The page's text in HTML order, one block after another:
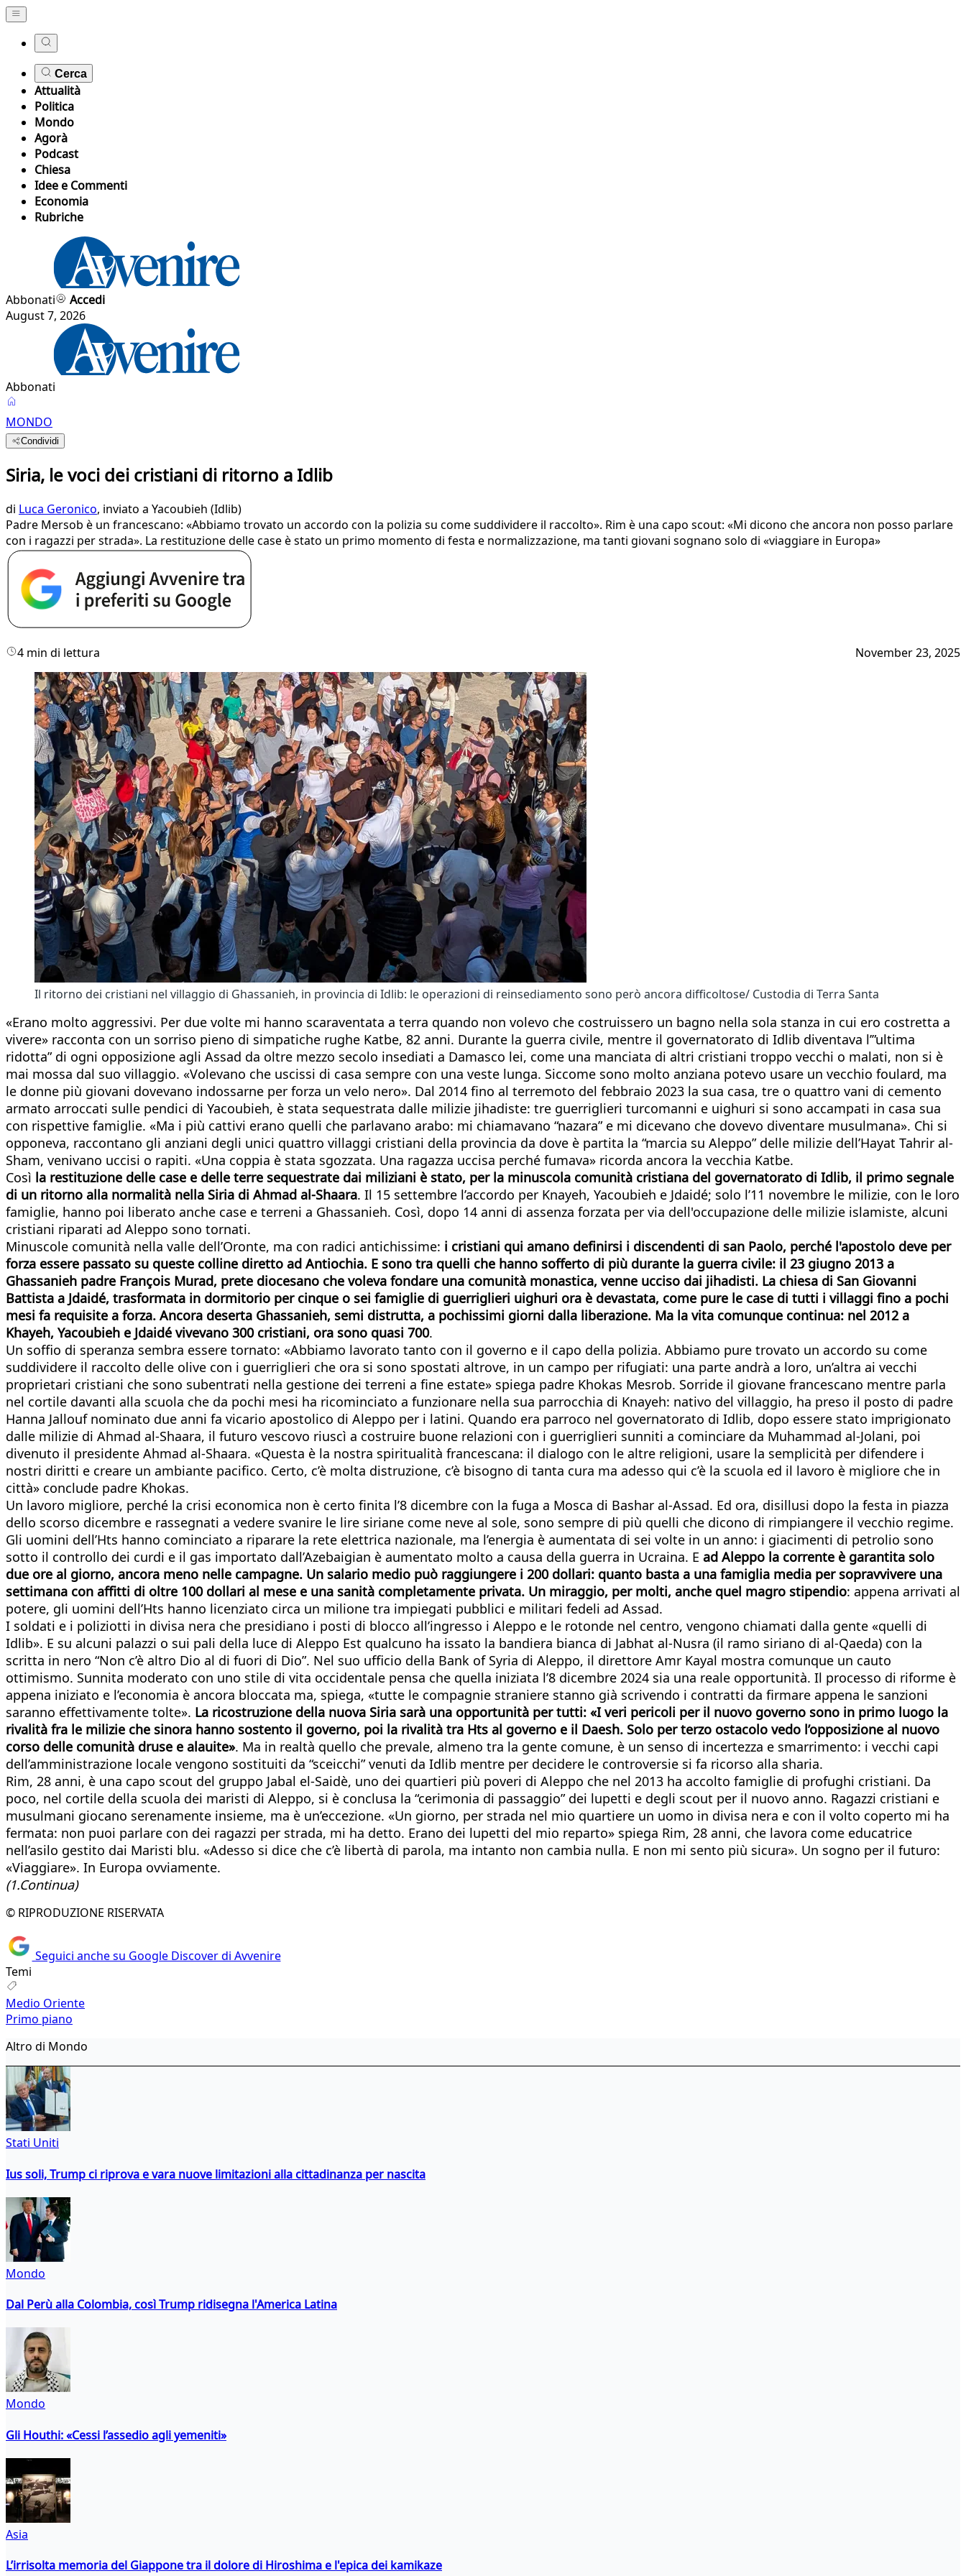
Cerca
Attualità
Politica
Mondo
Agorà
Podcast
Chiesa
Idee e Commenti
Economia
Rubriche
Abbonati
Accedi
August 7, 2026
Abbonati
MONDO
Condividi
Siria, le voci dei cristiani di ritorno a Idlib
di Luca Geronico, inviato a Yacoubieh (Idlib)
Padre Mersob è un francescano: «Abbiamo trovato un accordo con la polizia su come suddividere il raccolto». Rim è una capo scout: «Mi dicono che ancora non posso parlare
con i ragazzi per strada». La restituzione delle case è stato un primo momento di festa e normalizzazione, ma tanti giovani sognano solo di «viaggiare in Europa»
4 min di lettura November 23, 2025
Il ritorno dei cristiani nel villaggio di Ghassanieh, in provincia di Idlib: le operazioni di reinsediamento sono però ancora difficoltose/ Custodia di Terra Santa
«Erano molto aggressivi. Per due volte mi hanno scaraventata a terra quando non volevo che costruissero un bagno nella sola stanza in cui ero costretta a
vivere» racconta con un sorriso pieno di simpatiche rughe Katbe, 82 anni. Durante la guerra civile, mentre il governatorato di Idlib diventava l’”ultima
ridotta” di ogni opposizione agli Assad da oltre mezzo secolo insediati a Damasco lei, come una manciata di altri cristiani troppo vecchi o malati, non si è
mai mossa dal suo villaggio. «Volevano che uscissi di casa sempre con una veste lunga. Siccome sono molto anziana potevo usare un vecchio foulard, ma
le donne più giovani dovevano indossarne per forza un velo nero». Dal 2014 fino al terremoto del febbraio 2023 la sua casa, tre o quattro vani di cemento
armato arroccati sulle pendici di Yacoubieh, è stata sequestrata dalle milizie jihadiste: tre guerriglieri turcomanni e uighuri si sono accampati in casa sua
con rispettive famiglie. «Ma i più cattivi erano quelli che parlavano arabo: mi chiamavano “nazara” e mi dicevano che dovevo diventare musulmana». Chi si
opponeva, raccontano gli anziani degli unici quattro villaggi cristiani della provincia da dove è partita la “marcia su Aleppo” delle milizie dell’Hayat Tahrir al-
Sham, venivano uccisi o rapiti. «Una coppia è stata sgozzata. Una ragazza uccisa perché fumava» ricorda ancora la vecchia Katbe.
Così la restituzione delle case e delle terre sequestrate dai miliziani è stato, per la minuscola comunità cristiana del governatorato di Idlib, il primo segnale
di un ritorno alla normalità nella Siria di Ahmad al-Shaara. Il 15 settembre l’accordo per Knayeh, Yacoubieh e Jdaidé; solo l’11 novembre le milizie, con le loro
famiglie, hanno poi liberato anche case e terreni a Ghassanieh. Così, dopo 14 anni di assenza forzata per via dell'occupazione delle milizie islamiste, alcuni
cristiani riparati ad Aleppo sono tornati.
Minuscole comunità nella valle dell’Oronte, ma con radici antichissime: i cristiani qui amano definirsi i discendenti di san Paolo, perché l'apostolo deve per
forza essere passato su queste colline diretto ad Antiochia. E sono tra quelli che hanno sofferto di più durante la guerra civile: il 23 giugno 2013 a
Ghassanieh padre François Murad, prete diocesano che voleva fondare una comunità monastica, venne ucciso dai jihadisti. La chiesa di San Giovanni
Battista a Jdaidé, trasformata in dormitorio per cinque o sei famiglie di guerriglieri uighuri ora è devastata, come pure le case di tutti i villaggi fino a pochi
mesi fa requisite a forza. Ancora deserta Ghassanieh, semi distrutta, a pochissimi giorni dalla liberazione. Ma la vita comunque continua: nel 2012 a
Khayeh, Yacoubieh e Jdaidé vivevano 300 cristiani, ora sono quasi 700.
Un soffio di speranza sembra essere tornato: «Abbiamo lavorato tanto con il governo e il capo della polizia. Abbiamo pure trovato un accordo su come
suddividere il raccolto delle olive con i guerriglieri che ora si sono spostati altrove, in un campo per rifugiati: una parte andrà a loro, un’altra ai vecchi
proprietari cristiani che sono subentrati nella gestione dei terreni a fine estate» spiega padre Khokas Mesrob. Sorride il giovane francescano mentre parla
nel cortile davanti alla scuola che da pochi mesi ha ricominciato a funzionare nella sua parrocchia di Knayeh: nativo del villaggio, ha preso il posto di padre
Hanna Jallouf nominato due anni fa vicario apostolico di Aleppo per i latini. Quando era parroco nel governatorato di Idlib, dopo essere stato imprigionato
dalle milizie di Ahmad al-Shaara, il futuro vescovo riuscì a costruire buone relazioni con i guerriglieri sunniti a cominciare da Muhammad al-Jolani, poi
divenuto il presidente Ahmad al-Shaara. «Questa è la nostra spiritualità francescana: il dialogo con le altre religioni, usare la semplicità per difendere i
nostri diritti e creare un ambiante pacifico. Certo, c’è molta distruzione, c’è bisogno di tanta cura ma adesso qui c’è la scuola ed il lavoro è migliore che in
città» conclude padre Khokas.
Un lavoro migliore, perché la crisi economica non è certo finita l’8 dicembre con la fuga a Mosca di Bashar al-Assad. Ed ora, disillusi dopo la festa in piazza
dello scorso dicembre e rassegnati a vedere svanire le lire siriane come neve al sole, sono sempre di più quelli che dicono di rimpiangere il vecchio regime.
Gli uomini dell’Hts hanno cominciato a riparare la rete elettrica nazionale, ma l’energia è aumentata di sei volte in un anno: i giacimenti di petrolio sono
sotto il controllo dei curdi e il gas importato dall’Azebaigian è aumentato molto a causa della guerra in Ucraina. E ad Aleppo la corrente è garantita solo
due ore al giorno, ancora meno nelle campagne. Un salario medio può raggiungere i 200 dollari: quanto basta a una famiglia media per sopravvivere una
settimana con affitti di oltre 100 dollari al mese e una sanità completamente privata. Un miraggio, per molti, anche quel magro stipendio: appena arrivati al
potere, gli uomini dell’Hts hanno licenziato circa un milione tra impiegati pubblici e militari fedeli ad Assad.
I soldati e i poliziotti in divisa nera che presidiano i posti di blocco all’ingresso i Aleppo e le rotonde nel centro, vengono chiamati dalla gente «quelli di
Idlib». E su alcuni palazzi o sui pali della luce di Aleppo Est qualcuno ha issato la bandiera bianca di Jabhat al-Nusra (il ramo siriano di al-Qaeda) con la
scritta in nero “Non c’è altro Dio al di fuori di Dio”. Nel suo ufficio della Bank of Syria di Aleppo, il direttore Amr Kayal mostra comunque un cauto
ottimismo. Sunnita moderato con uno stile di vita occidentale pensa che quella iniziata l’8 dicembre 2024 sia una reale opportunità. Il processo di riforme è
appena iniziato e l’economia è ancora bloccata ma, spiega, «tutte le compagnie straniere stanno già scrivendo i contratti da firmare appena le sanzioni
saranno effettivamente tolte». La ricostruzione della nuova Siria sarà una opportunità per tutti: «I veri pericoli per il nuovo governo sono in primo luogo la
rivalità fra le milizie che sinora hanno sostento il governo, poi la rivalità tra Hts al governo e il Daesh. Solo per terzo ostacolo vedo l’opposizione al nuovo
corso delle comunità druse e alauite». Ma in realtà quello che prevale, almeno tra la gente comune, è un senso di incertezza e smarrimento: i vecchi capi
dell’amministrazione locale vengono sostituiti da “sceicchi” venuti da Idlib mentre per decidere le controversie si fa ricorso alla sharia.
Rim, 28 anni, è una capo scout del gruppo Jabal el-Saidè, uno dei quartieri più poveri di Aleppo che nel 2013 ha accolto famiglie di profughi cristiani. Da
poco, nel cortile della scuola dei maristi di Aleppo, si è conclusa la “cerimonia di passaggio” dei lupetti e degli scout per il nuovo anno. Ragazzi cristiani e
musulmani giocano serenamente insieme, ma è un’eccezione. «Un giorno, per strada nel mio quartiere un uomo in divisa nera e con il volto coperto mi ha
fermata: non puoi parlare con dei ragazzi per strada, mi ha detto. Erano dei lupetti del mio reparto» spiega Rim, 28 anni, che lavora come educatrice
nell’asilo gestito dai Maristi blu. «Adesso si dice che c’è libertà di parola, ma intanto non cambia nulla. E non mi sento più sicura». Un sogno per il futuro:
«Viaggiare». In Europa ovviamente.
(1.Continua)
© RIPRODUZIONE RISERVATA
Seguici anche su Google Discover di Avvenire
Temi
Medio Oriente
Primo piano
Altro di Mondo
Stati Uniti
Ius soli, Trump ci riprova e vara nuove limitazioni alla cittadinanza per nascita
Mondo
Dal Perù alla Colombia, così Trump ridisegna l'America Latina
Mondo
Gli Houthi: «Cessi l’assedio agli yemeniti»
Asia
L’irrisolta memoria del Giappone tra il dolore di Hiroshima e l'epica dei kamikaze